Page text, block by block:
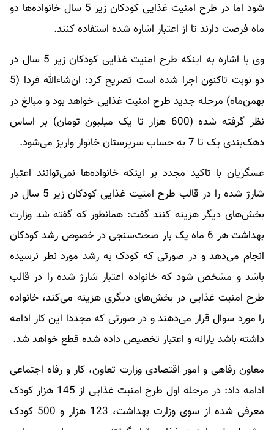
شود اما در طرح امنیت غذایی کودکان زیر 5 سال خانواده‌ها دو
ماه فرصت دارند تا از اعتبار اشاره شده استفاده کنند.
وی با اشاره به اینکه طرح امنیت غذایی کودکان زیر 5 سال در
دو نوبت تاکنون اجرا شده است تصریح کرد: ان‌شاءالله فردا (5
بهمن‌ماه) مرحله جدید طرح امنیت غذایی خواهد بود و مبالغ در
نظر گرفته شده (600 هزار تا یک میلیون تومان) بر اساس
دهک‌بندی یک تا 7 به حساب سرپرستان خانوار واریز می‌شود.
عسگریان با تاکید مجدد بر اینکه خانواده‌ها نمی‌توانند اعتبار
شارژ شده را در قالب طرح امنیت غذایی کودکان زیر 5 سال در
بخش‌های دیگر هزینه کنند گفت: همانطور که گفته شد وزارت
بهداشت هر 6 ماه یک بار صحت‌سنجی در خصوص رشد کودکان
انجام می‌دهد و در صورتی که کودک به رشد مورد نظر نرسیده
باشد و مشخص شود که خانواده اعتبار شارژ شده را در قالب
طرح امنیت غذایی در بخش‌های دیگری هزینه می‌کند، خانواده
را مورد سوال قرار می‌دهند و در صورتی که مجددا این کار ادامه
داشته باشد یارانه و اعتبار تخصیص داده شده قطع خواهد شد.
معاون رفاهی و امور اقتصادی وزارت تعاون، کار و رفاه اجتماعی
ادامه داد: در مرحله اول طرح امنیت غذایی از 145 هزار کودک
معرفی شده از سوی وزارت بهداشت، 123 هزار و 500 کودک